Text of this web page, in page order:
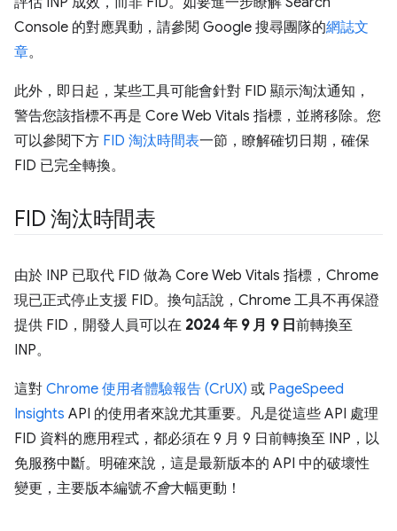
Console 的對應異動，請參閱 Google 搜尋團隊的網誌文
章。
此外，即日起，某些工具可能會針對 FID 顯示淘汰通知，
警告您該指標不再是 Core Web Vitals 指標，並將移除。您
可以參閱下方 FID 淘汰時間表一節，瞭解確切日期，確保
FID 已完全轉換。
FID 淘汰時間表
由於 INP 已取代 FID 做為 Core Web Vitals 指標，Chrome
現已正式停止支援 FID。換句話說，Chrome 工具不再保證
提供 FID，開發人員可以在 2024 年 9 月 9 日前轉換至
INP。
這對 Chrome 使用者體驗報告 (CrUX) 或 PageSpeed
Insights API 的使用者來說尤其重要。凡是從這些 API 處理
FID 資料的應用程式，都必須在 9 月 9 日前轉換至 INP，以
免服務中斷。明確來說，這是最新版本的 API 中的破壞性
變更，主要版本編號不會大幅更動！